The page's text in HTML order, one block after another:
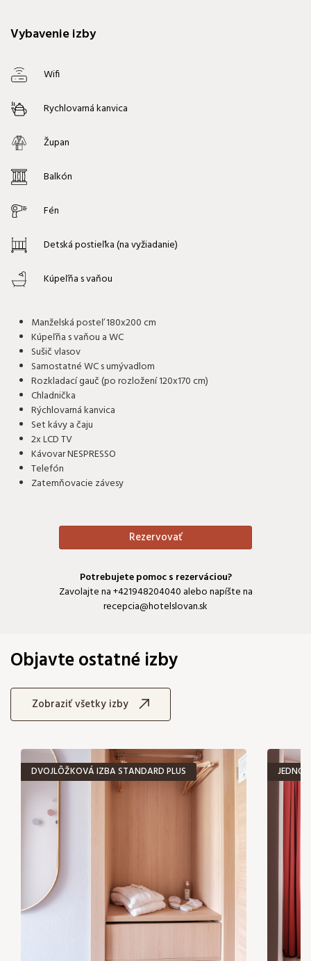
Vybavenie izby
Wifi
Rychlovarná kanvica
Župan
Balkón
Fén
Detská postieľka (na vyžiadanie)
Kúpeľňa s vaňou
Manželská posteľ 180x200 cm
Kúpeľňa s vaňou a WC
Sušič vlasov
Samostatné WC s umývadlom
Rozkladací gauč (po rozložení 120x170 cm)
Chladnička
Rýchlovarná kanvica
Set kávy a čaju
2x LCD TV
Kávovar NESPRESSO
Telefón
Zatemňovacie závesy
Rezervovať
Potrebujete pomoc s rezerváciou?
Zavolajte na+421948204040 alebo napíšte na
recepcia@hotelslovan.sk
Objavte ostatné izby
Zobraziť všetky izby
DVOJLÔŽKOVÁ IZBA STANDARD PLUS